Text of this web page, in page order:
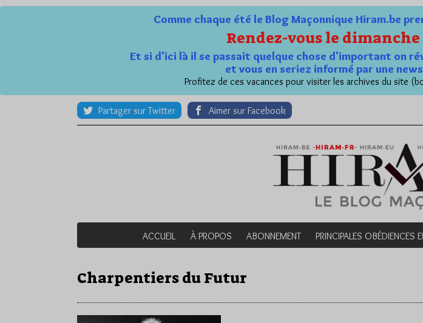
Comme chaque été le Blog Maçonnique Hiram.be
Rendez-vous le
Et si d'ici là il se passait quelque chose d'important on
et vous en seriez informé par une
Profitez de ces vacances pour visiter les archives du site
Partager sur Twitter Aimer sur Facebook
ACCUEIL À PROPOS ABONNEMENT PRINCIPALES OBÉDIENCES
Charpentiers du Futur